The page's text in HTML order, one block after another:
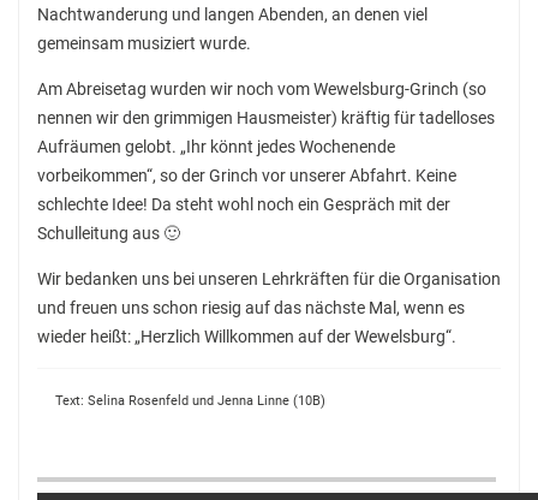
Nachtwanderung und langen Abenden, an denen viel
gemeinsam musiziert wurde.
Am Abreisetag wurden wir noch vom Wewelsburg-Grinch (so
nennen wir den grimmigen Hausmeister) kräftig für tadelloses
Aufräumen gelobt. „Ihr könnt jedes Wochenende
vorbeikommen“, so der Grinch vor unserer Abfahrt. Keine
schlechte Idee! Da steht wohl noch ein Gespräch mit der
Schulleitung aus 🙂
Wir bedanken uns bei unseren Lehrkräften für die Organisation
und freuen uns schon riesig auf das nächste Mal, wenn es
wieder heißt: „Herzlich Willkommen auf der Wewelsburg“.
Text: Selina Rosenfeld und Jenna Linne (10B)